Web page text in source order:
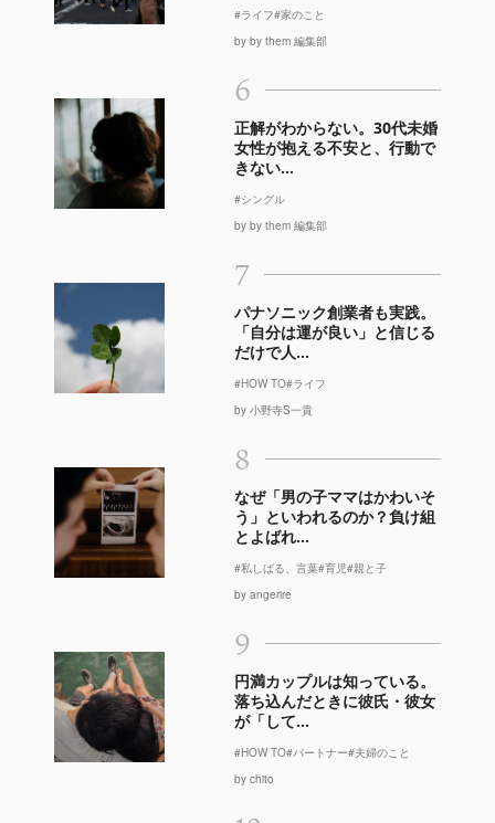
#ライフ#家のこと
by by them 編集部
6
正解がわからない。30代未婚
女性が抱える不安と、行動で
きない...
#シングル
by by them 編集部
7
パナソニック創業者も実践。
「自分は運が良い」と信じる
だけで人...
#HOW TO#ライフ
by 小野寺S一貴
8
なぜ「男の子ママはかわいそ
う」といわれるのか？負け組
とよばれ...
#私しばる、言葉#育児#親と子
by angerire
9
円満カップルは知っている。
落ち込んだときに彼氏・彼女
が「して...
#HOW TO#パートナー#夫婦のこと
by chito